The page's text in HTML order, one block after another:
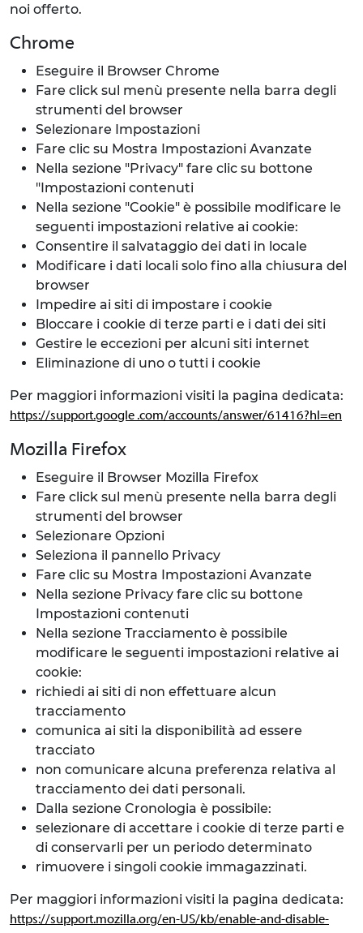
noi offerto.
Chrome
Eseguire il Browser Chrome
Fare click sul menù presente nella barra degli
strumenti del browser
Selezionare Impostazioni
Fare clic su Mostra Impostazioni Avanzate
Nella sezione "Privacy" fare clic su bottone
"Impostazioni contenuti
Nella sezione "Cookie" è possibile modificare le
seguenti impostazioni relative ai cookie:
Consentire il salvataggio dei dati in locale
Modificare i dati locali solo fino alla chiusura del
browser
Impedire ai siti di impostare i cookie
Bloccare i cookie di terze parti e i dati dei siti
Gestire le eccezioni per alcuni siti internet
Eliminazione di uno o tutti i cookie
Per maggiori informazioni visiti la pagina dedicata:
https://support.google .com/accounts/answer/61416?hl=en
Mozilla Firefox
Eseguire il Browser Mozilla Firefox
Fare click sul menù presente nella barra degli
strumenti del browser
Selezionare Opzioni
Seleziona il pannello Privacy
Fare clic su Mostra Impostazioni Avanzate
Nella sezione Privacy fare clic su bottone
Impostazioni contenuti
Nella sezione Tracciamento è possibile
modificare le seguenti impostazioni relative ai
cookie:
richiedi ai siti di non effettuare alcun
tracciamento
comunica ai siti la disponibilità ad essere
tracciato
non comunicare alcuna preferenza relativa al
tracciamento dei dati personali.
Dalla sezione Cronologia è possibile:
selezionare di accettare i cookie di terze parti e
di conservarli per un periodo determinato
rimuovere i singoli cookie immagazzinati.
Per maggiori informazioni visiti la pagina dedicata:
https://support.mozilla.org/en-US/kb/enable-and-disable-